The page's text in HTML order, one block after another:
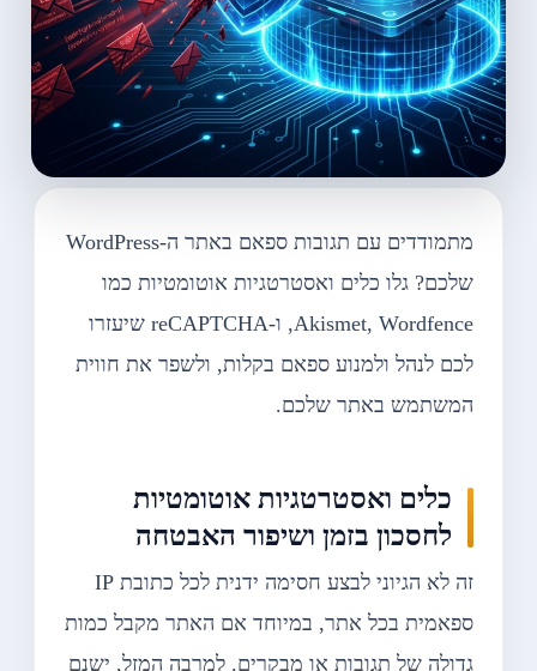
מתמודדים עם תגובות ספאם באתר ה-WordPress
שלכם? גלו כלים ואסטרטגיות אוטומטיות כמו
Akismet, Wordfence, ו-reCAPTCHA שיעזרו
לכם לנהל ולמנוע ספאם בקלות, ולשפר את חווית
המשתמש באתר שלכם.
כלים ואסטרטגיות אוטומטיות
לחסכון בזמן ושיפור האבטחה
זה לא הגיוני לבצע חסימה ידנית לכל כתובת IP
ספאמית בכל אתר, במיוחד אם האתר מקבל כמות
גדולה של תגובות או מבקרים. למרבה המזל, ישנם